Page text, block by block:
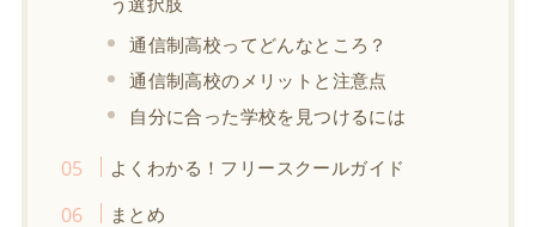
通信制高校ってどんなところ？
通信制高校のメリットと注意点
自分に合った学校を見つけるには
よくわかる！フリースクールガイド
まとめ